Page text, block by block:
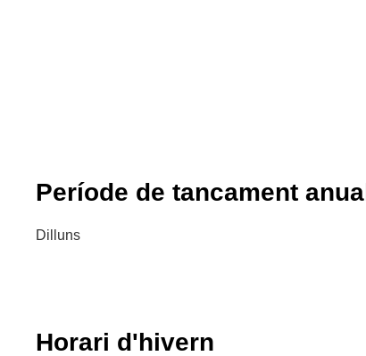
Període de tancament
Dilluns
Horari d'hivern